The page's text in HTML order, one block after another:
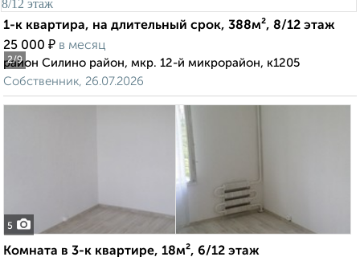
2/9
1-к квартира, на длительный срок, 388м², 8/12 этаж
25 000 ₽ в месяц
район Силино район, мкр. 12-й микрорайон, к1205
Собственник, 26.07.2026
5
Комната в 3-к квартире, 18м², 6/12 этаж